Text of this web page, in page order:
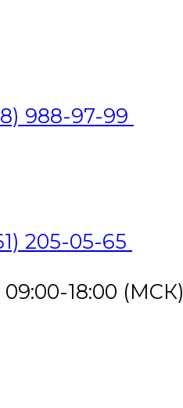
988-97-99
205-05-65
18:00 (МСК)